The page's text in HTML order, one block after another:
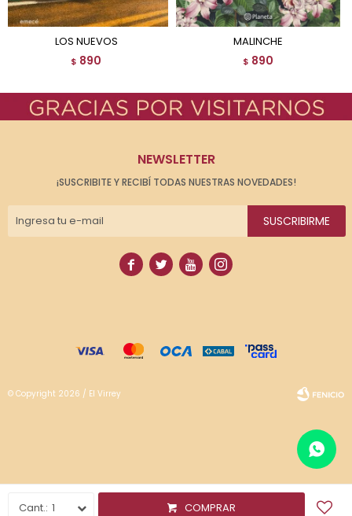
1 COMPRAR
LOS NUEVOS
$ 890
MALINCHE
$ 890
NEWSLETTER
¡SUSCRIBITE Y RECIBÍ TODAS NUESTRAS NOVEDADES!
SUSCRIBIRME
   
© Copyright 2026 / El Virrey
Fenicio